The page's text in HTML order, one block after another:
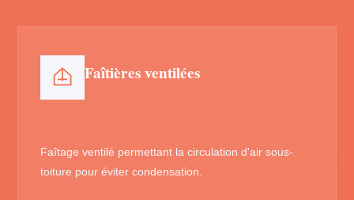
Faîtières ventilées
Faîtage ventilé permettant la circulation d'air sous-
toiture pour éviter condensation.